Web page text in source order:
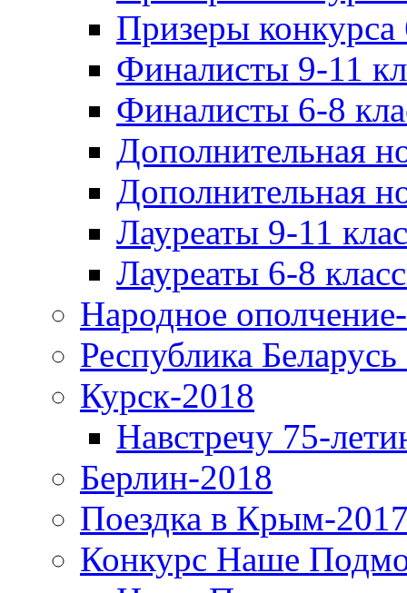
Призеры конкурса
Финалисты 9-11
Финалисты 6-8
Дополнительная
Дополнительная
Лауреаты 9-11
Лауреаты 6-8
Народное
Республика
Курск-2018
Навстречу 75-
Берлин-2018
Поездка в Крым-
Конкурс Наше